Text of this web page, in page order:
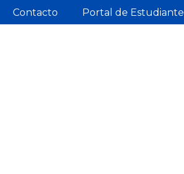
Contacto Portal de Estudiante